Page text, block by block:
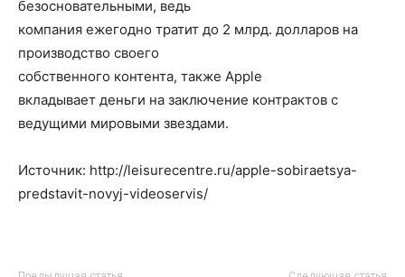
безосновательными, ведь
компания ежегодно тратит до 2 млрд. долларов на
производство своего
собственного контента, также Apple
вкладывает деньги на заключение контрактов с
ведущими мировыми звездами.
Источник: http://leisurecentre.ru/apple-sobiraetsya-
predstavit-novyj-videoservis/